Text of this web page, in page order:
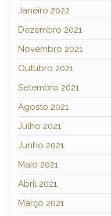
Janeiro 2022
Dezembro 2021
Novembro 2021
Outubro 2021
Setembro 2021
Agosto 2021
Julho 2021
Junho 2021
Maio 2021
Abril 2021
Março 2021